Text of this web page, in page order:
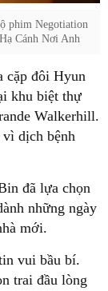
phim Negotiation
Cánh Nơi Anh
cặp đôi Hyun
khu biệt thự
Walkerhill.
dịch bệnh
đã lựa chọn
những ngày
mới.
vui bầu bí.
trai đầu lòng